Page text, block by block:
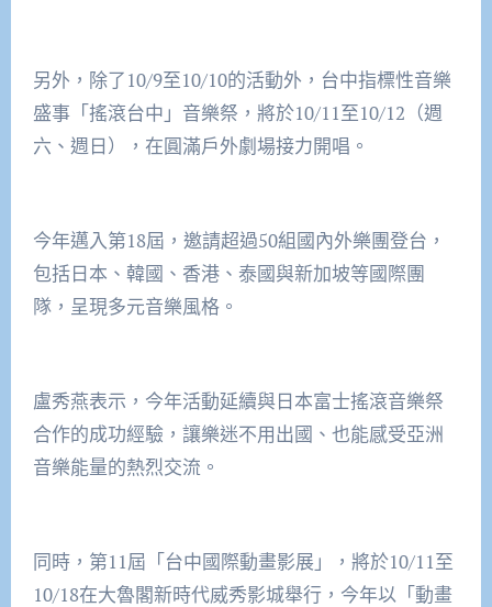
另外，除了10/9至10/10的活動外，台中指標性音樂
盛事「搖滾台中」音樂祭，將於10/11至10/12（週
六、週日），在圓滿戶外劇場接力開唱。
今年邁入第18屆，邀請超過50組國內外樂團登台，
包括日本、韓國、香港、泰國與新加坡等國際團
隊，呈現多元音樂風格。
盧秀燕表示，今年活動延續與日本富士搖滾音樂祭
合作的成功經驗，讓樂迷不用出國、也能感受亞洲
音樂能量的熱烈交流。
同時，第11屆「台中國際動畫影展」，將於10/11至
10/18在大魯閣新時代威秀影城舉行，今年以「動畫